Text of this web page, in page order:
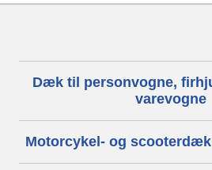
Dæk til personvogne,
varevogne
Motorcykel- og scooterdæk